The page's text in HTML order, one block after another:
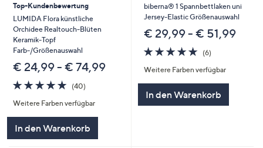
Top-Kundenbewertung
LUMIDA Flora künstliche
Orchidee Realtouch-Blüten
Keramik-Topf
Farb-/Größenauswahl
€ 24,99 - € 74,99
4.8
von
5
(40)
Weitere Farben verfügbar
In den Warenkorb
biberna® 1 Spannbettlaken uni
Jersey-Elastic Größenauswahl
€ 29,99 - € 51,99
4.7
von
5
(6)
Weitere Farben verfügbar
In den Warenkorb